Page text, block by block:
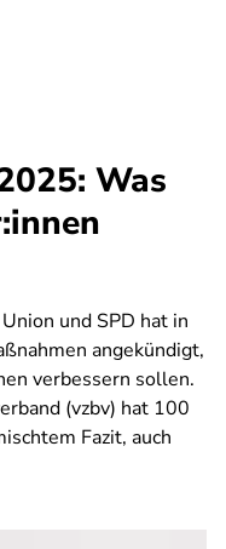
Was
und SPD hat in
angekündigt,
verbessern sollen.
(vzbv) hat 100
Fazit, auch